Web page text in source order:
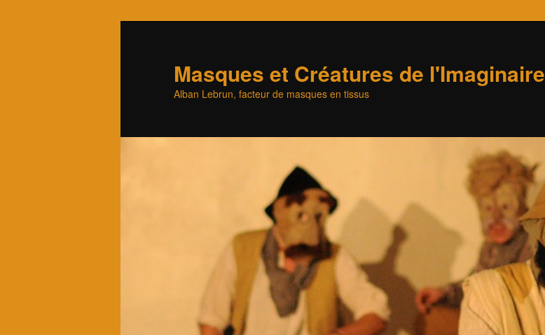
Masques et Créatures de l'Imaginaire
Alban Lebrun, facteur de masques en tissus